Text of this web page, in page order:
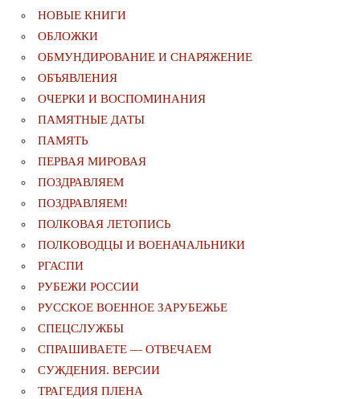
НОВЫЕ КНИГИ
ОБЛОЖКИ
ОБМУНДИРОВАНИЕ И СНАРЯЖЕНИЕ
ОБЪЯВЛЕНИЯ
ОЧЕРКИ И ВОСПОМИНАНИЯ
ПАМЯТНЫЕ ДАТЫ
ПАМЯТЬ
ПЕРВАЯ МИРОВАЯ
ПОЗДРАВЛЯЕМ
ПОЗДРАВЛЯЕМ!
ПОЛКОВАЯ ЛЕТОПИСЬ
ПОЛКОВОДЦЫ И ВОЕНАЧАЛЬНИКИ
РГАСПИ
РУБЕЖИ РОССИИ
РУССКОЕ ВОЕННОЕ ЗАРУБЕЖЬЕ
СПЕЦСЛУЖБЫ
СПРАШИВАЕТЕ — ОТВЕЧАЕМ
СУЖДЕНИЯ. ВЕРСИИ
ТРАГЕДИЯ ПЛЕНА